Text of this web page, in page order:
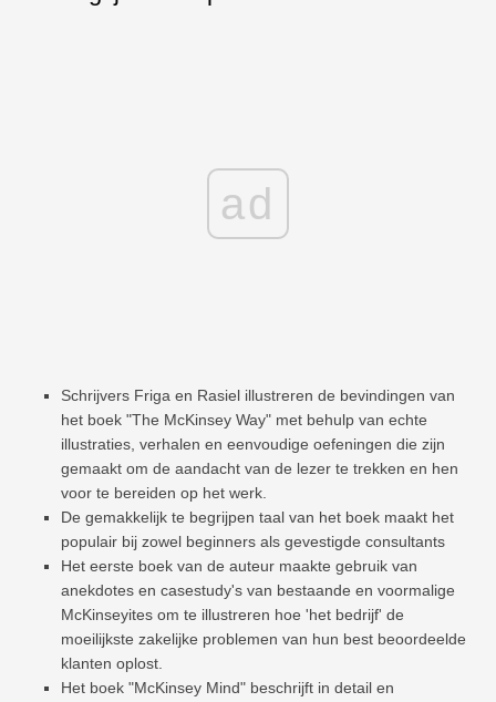
ad
Schrijvers Friga en Rasiel illustreren de bevindingen van
het boek "The McKinsey Way" met behulp van echte
illustraties, verhalen en eenvoudige oefeningen die zijn
gemaakt om de aandacht van de lezer te trekken en hen
voor te bereiden op het werk.
De gemakkelijk te begrijpen taal van het boek maakt het
populair bij zowel beginners als gevestigde consultants
Het eerste boek van de auteur maakte gebruik van
anekdotes en casestudy's van bestaande en voormalige
McKinseyites om te illustreren hoe 'het bedrijf' de
moeilijkste zakelijke problemen van hun best beoordeelde
klanten oplost.
Het boek "McKinsey Mind" beschrijft in detail en